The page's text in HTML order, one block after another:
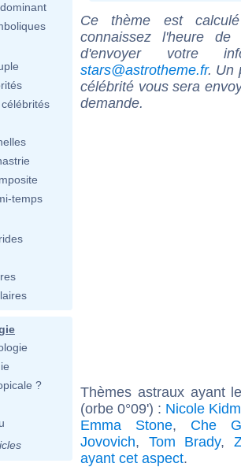
temps
?
Ce thème est
connaissez l'heure de
d'envoyer votre
stars@astrotheme.fr. Un
célébrité vous sera
demande.
Thèmes astraux ayant
(orbe 0°09') : Nicole
Emma Stone, Che
Jovovich, Tom Brady,
ayant cet aspect.